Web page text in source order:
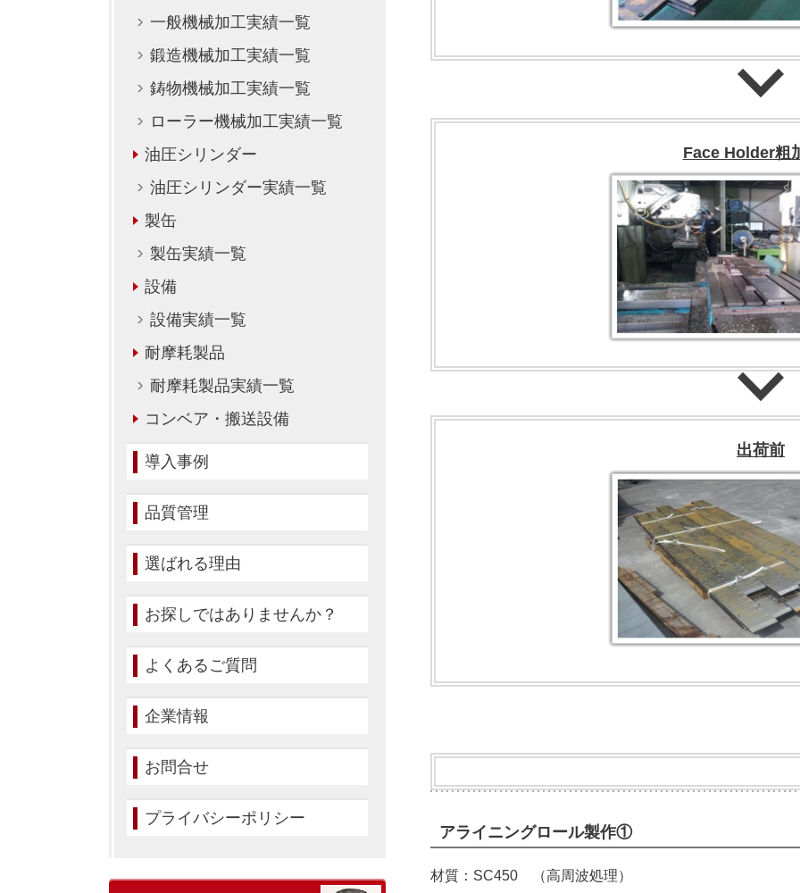
Face Holder粗
出荷前
アライニングロール製作①
材質： SC450 （高周波処理）
一般機械加工実績一覧
鍛造機械加工実績一覧
鋳物機械加工実績一覧
ローラー機械加工実績一覧
油圧シリンダー
油圧シリンダー実績一覧
製缶
製缶実績一覧
設備
設備実績一覧
耐摩耗製品
耐摩耗製品実績一覧
コンベア・搬送設備
導入事例
品質管理
選ばれる理由
お探しではありませんか？
よくあるご質問
企業情報
お問合せ
プライバシーポリシー